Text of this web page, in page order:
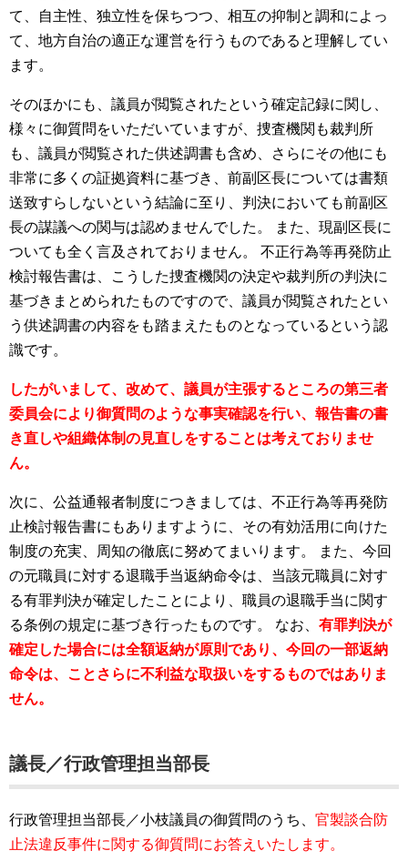
て、自主性、独立性を保ちつつ、相互の抑制と調和によっ
て、地方自治の適正な運営を行うものであると理解してい
ます。
そのほかにも、議員が閲覧されたという確定記録に関し、
様々に御質問をいただいていますが、捜査機関も裁判所
も、議員が閲覧された供述調書も含め、さらにその他にも
非常に多くの証拠資料に基づき、前副区長については書類
送致すらしないという結論に至り、判決においても前副区
長の謀議への関与は認めませんでした。
また、現副区長に
ついても全く言及されておりません。
不正行為等再発防止
検討報告書は、こうした捜査機関の決定や裁判所の判決に
基づきまとめられたものですので、議員が閲覧されたとい
う供述調書の内容をも踏まえたものとなっているという認
識です。
したがいまして、改めて、議員が主張するところの第三者
委員会により御質問のような事実確認を行い、報告書の書
き直しや組織体制の見直しをすることは考えておりませ
ん。
次に、公益通報者制度につきましては、不正行為等再発防
止検討報告書にもありますように、その有効活用に向けた
制度の充実、周知の徹底に努めてまいります。
また、今回
の元職員に対する退職手当返納命令は、当該元職員に対す
る有罪判決が確定したことにより、職員の退職手当に関す
る条例の規定に基づき行ったものです。
なお、 有罪判決が
確定した場合には全額返納が原則であり、今回の一部返納
命令は、ことさらに不利益な取扱いをするものではありま
せん。
議長／行政管理担当部長
行政管理担当部長／小枝議員の御質問のうち、 官製談合防
止法違反事件に関する御質問にお答えいたします。